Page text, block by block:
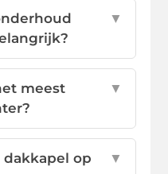
▼
meest
▼
op
▼